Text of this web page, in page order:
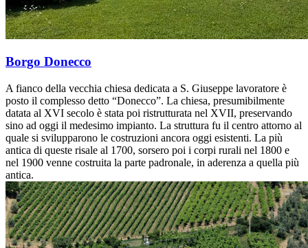
Borgo Donecco
A fianco della vecchia chiesa dedicata a S. Giuseppe lavoratore è
posto il complesso detto “Donecco”. La chiesa, presumibilmente
datata al XVI secolo è stata poi ristrutturata nel XVII, preservando
sino ad oggi il medesimo impianto. La struttura fu il centro attorno al
quale si svilupparono le costruzioni ancora oggi esistenti. La più
antica di queste risale al 1700, sorsero poi i corpi rurali nel 1800 e
nel 1900 venne costruita la parte padronale, in aderenza a quella più
antica.